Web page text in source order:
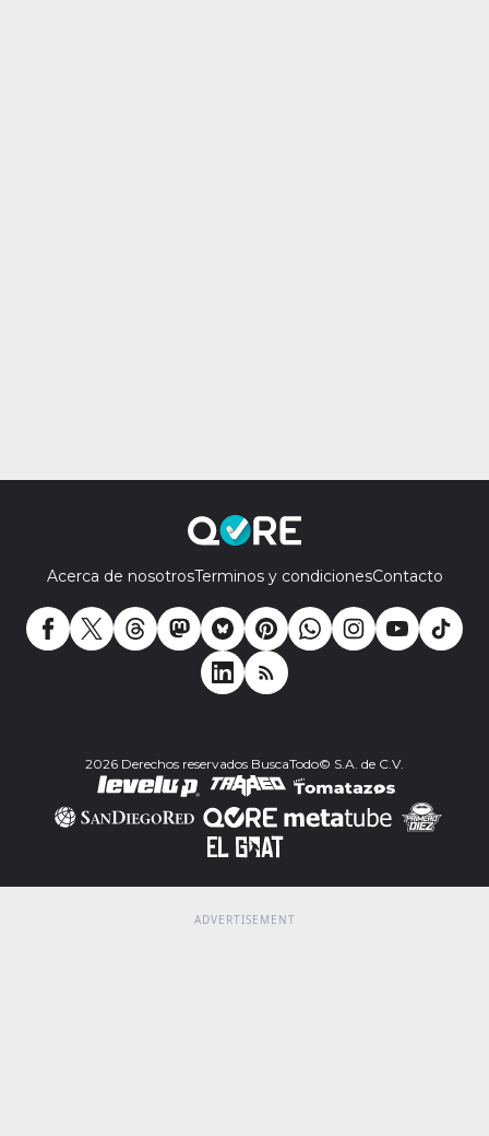
Acerca de nosotrosTerminos y condicionesContacto
2026 Derechos reservados BuscaTodo© S.A. de C.V.